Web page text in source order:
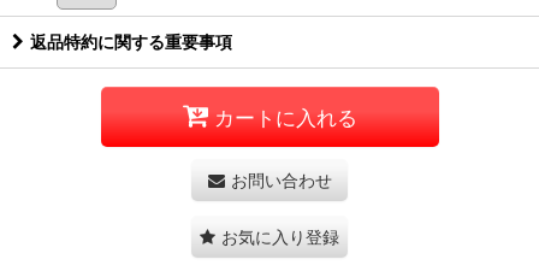
返品特約に関する重要事項
カートに入れる
お問い合わせ
お気に入り登録